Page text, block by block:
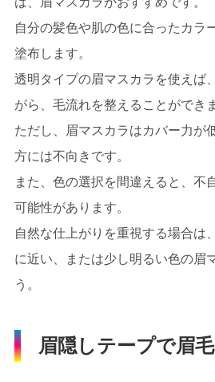
自分の髪色や肌の色に合ったカラ
塗布します。
透明タイプの眉マスカラを使えば
がら、毛流れを整えることができ
ただし、眉マスカラはカバー力が
方には不向きです。
また、色の選択を間違えると、不
可能性があります。
自然な仕上がりを重視する場合は
に近い、または少し明るい色の眉
う。
眉隠しテープで眉